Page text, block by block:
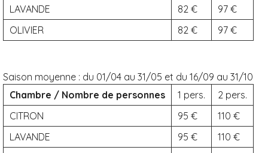
LAVANDE
82
97
OLIVIER
82 97
Saison moyenne : du 01/04 au 31/05 et du 16/09 au 31/10
Chambre / Nombre de personnes
1 pers.
2 pers.
CITRON
95
110
LAVANDE
95
110